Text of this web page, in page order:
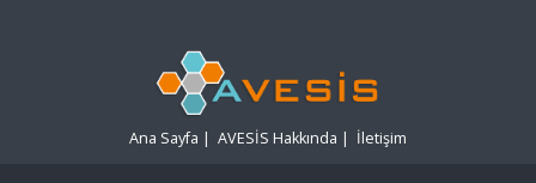
Ana Sayfa | AVESİS Hakkında | İletişim